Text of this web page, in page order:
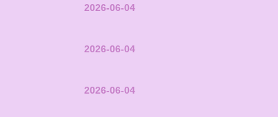
2026-06-04
2026-06-04
2026-06-04